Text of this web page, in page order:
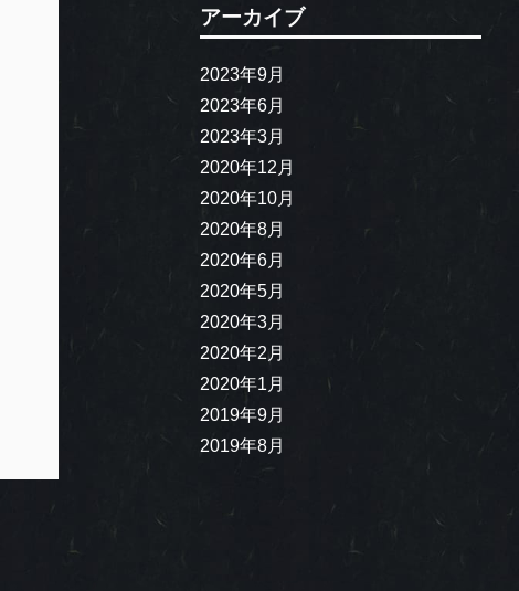
アーカイブ
2023年9月
2023年6月
2023年3月
2020年12月
2020年10月
2020年8月
2020年6月
2020年5月
2020年3月
2020年2月
2020年1月
2019年9月
2019年8月